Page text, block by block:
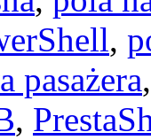
,
pasażera
,